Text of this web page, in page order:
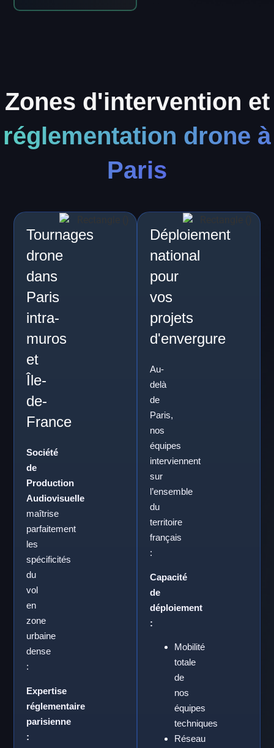
Zones d'intervention et
réglementation drone à
Paris
Tournages
drone
dans
Paris
intra-
muros
et
Île-
de-
France
Société
de
Production
Audiovisuelle
maîtrise
parfaitement
les
spécificités
du
vol
en
zone
urbaine
dense
:
Expertise
réglementaire
parisienne
:
Déploiement
national
pour
vos
projets
d'envergure
Au-
delà
de
Paris,
nos
équipes
interviennent
sur
l’ensemble
du
territoire
français
:
Capacité
de
déploiement
:
Mobilité
totale
de
nos
équipes
techniques
Réseau